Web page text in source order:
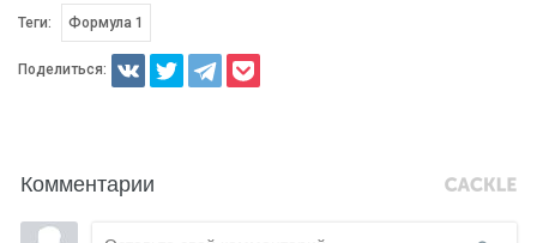
Теги: Формула 1
Поделиться:
Комментарии